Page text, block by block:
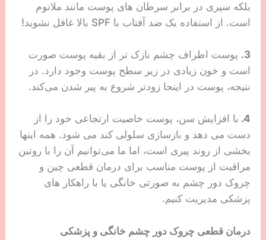
بلکه سپری در برابر سرطان های پوست مانند ملانوم
است. از استفاده یک ضد آفتاب با SPF بالا غافل نشوید!
3. پوست اطراف چشم نازک تر از بقیه پوست صورت
است و خون زیادی در زیر سطح پوست وجود دارد. در
نتیجه، پوست در اینجا زودتر شروع به پیر شدن می‌کند.
4. با افزایش سن، پوست خاصیت ارتجاعی خود را از
دست می دهد و بازسازی سلولی کند می شود. همه اینها
بخشی از روند پیری است، اما ما می‌توانیم آن را با روتین
مراقبت از پوست مناسب برای درمان قطعی چین و
چروک دور چشم به صورتی خانگی یا با راهکار های
پزشکی مدیریت کنیم.
درمان قطعی چروک دور چشم خانگی و پزشکی